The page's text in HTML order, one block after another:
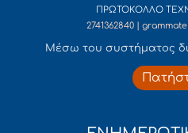
ΠΡΩΤΟΚΟΛΛΟ
2741362840 |
Mέσω του συστήματος